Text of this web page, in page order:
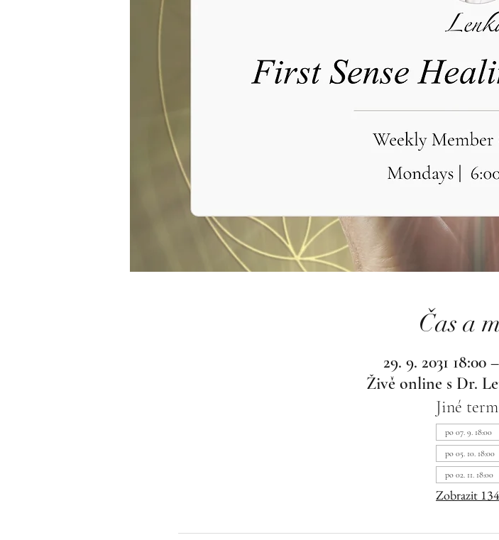
Čas a
29. 9. 2031 18:00
Živě online s Dr.
Jiné
po 07. 9. 18:00
po 05. 10. 18:00
po 02. 11. 18:00
Zobrazit